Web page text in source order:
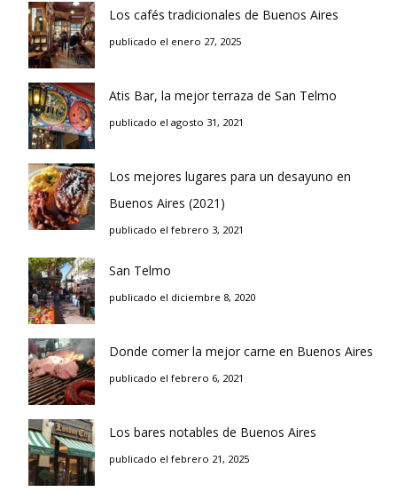
Los cafés tradicionales de Buenos Aires
publicado el enero 27, 2025
Atis Bar, la mejor terraza de San Telmo
publicado el agosto 31, 2021
Los mejores lugares para un desayuno en
Buenos Aires (2021)
publicado el febrero 3, 2021
San Telmo
publicado el diciembre 8, 2020
Donde comer la mejor carne en Buenos Aires
publicado el febrero 6, 2021
Los bares notables de Buenos Aires
publicado el febrero 21, 2025